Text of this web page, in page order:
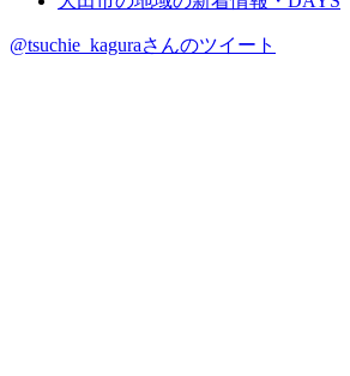
@tsuchie_kaguraさんのツイート